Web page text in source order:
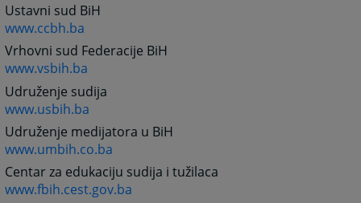
Ustavni sud BiH
www.ccbh.ba
Vrhovni sud Federacije BiH
www.vsbih.ba
Udruženje sudija
www.usbih.ba
Udruženje medijatora u BiH
www.umbih.co.ba
Centar za edukaciju sudija i tužilaca
www.fbih.cest.gov.ba